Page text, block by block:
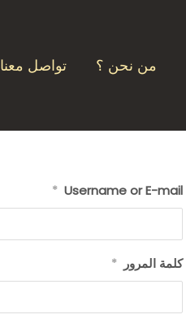
من نحن ؟ تواصل معنا
Username or E-mail
*
كلمة المرور *